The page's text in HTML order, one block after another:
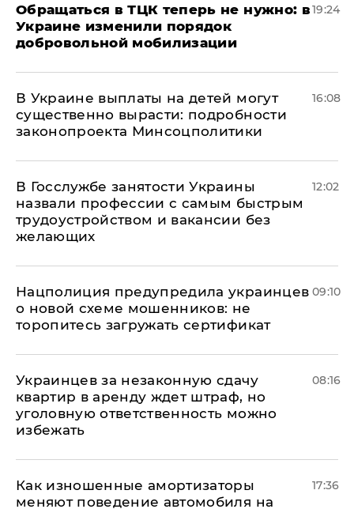
Обращаться в ТЦК теперь не нужно: в
Украине изменили порядок
добровольной мобилизации
19:24
В Украине выплаты на детей могут
существенно вырасти: подробности
законопроекта Минсоцполитики
16:08
В Госслужбе занятости Украины
назвали профессии с самым быстрым
трудоустройством и вакансии без
желающих
12:02
Нацполиция предупредила украинцев
о новой схеме мошенников: не
торопитесь загружать сертификат
09:10
Украинцев за незаконную сдачу
квартир в аренду ждет штраф, но
уголовную ответственность можно
избежать
08:16
Как изношенные амортизаторы
меняют поведение автомобиля на
17:36